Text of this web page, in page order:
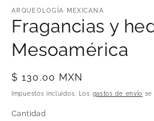
multimedia
1
en
ventana
modal
ARQUEOLOGÍA MEXICANA
Fragancias y
Mesoamérica
Precio
habitual
$ 130.00 MXN
Impuestos incluidos. Los gastos de envío se
Cantidad
Cantidad